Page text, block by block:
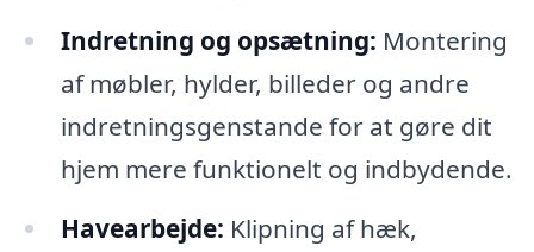
Indretning og opsætning: Montering
af møbler, hylder, billeder og andre
indretningsgenstande for at gøre dit
hjem mere funktionelt og indbydende.
Havearbejde: Klipning af hæk,